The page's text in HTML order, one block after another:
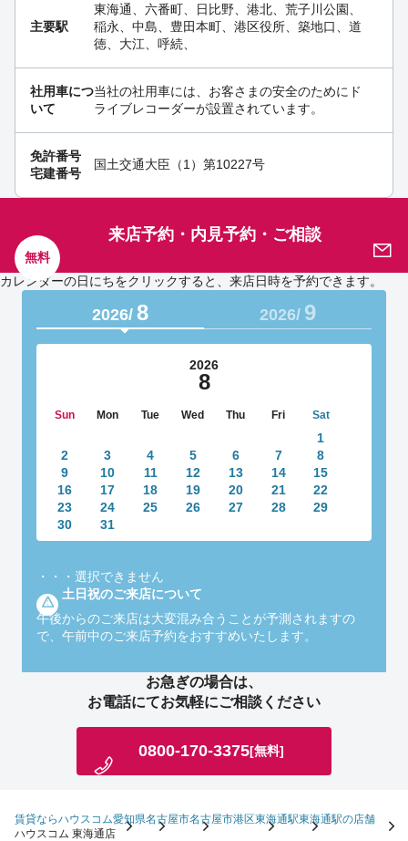
主要駅
東海通、六番町、日比野、港北、荒子川公園、
稲永、中島、豊田本町、港区役所、築地口、道
徳、大江、呼続、
社用車につ
いて
当社の社用車には、お客さまの安全のためにド
ライブレコーダーが設置されています。
免許番号
宅建番号
国土交通大臣（1）第10227号
無料
来店予約・内見予約・ご相談
カレンダーの日にちをクリックすると、来店日時を予約できます。
2026/ 8 2026/ 9
2026
8
Sun Mon Tue Wed Thu Fri Sat
1
2
3 4 5 6 7
8
9
10 11 12 13 14
15
16
17 18 19 20 21
22
23
24 25 26 27 28
29
30
31
・・・ 選択できません
土日祝のご来店について
午後からのご来店は大変混み合うことが予測されますの
で、午前中のご来店予約をおすすめいたします。
お急ぎの場合は、
お電話にてお気軽にご相談ください
0800-170-3375[無料]
賃貸ならハウスコム愛知県名古屋市名古屋市港区東海通駅東海通駅の店舗
ハウスコム 東海通店